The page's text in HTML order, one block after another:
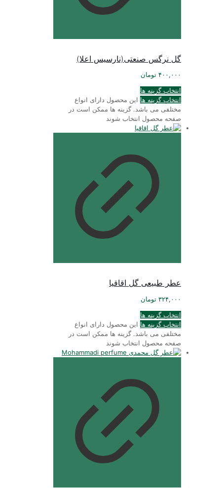
گل نرگس صنعتی(نارسیس اعلا)
۴۰۰,۰۰۰ تومان
انتخاب گزینه ها
انتخاب گزینه ها این محصول دارای انواع
مختلفی می باشد. گزینه ها ممکن است در
صفحه محصول انتخاب شوند
عطر طبیعی گل اقاقیا
۳۲۴,۰۰۰ تومان
انتخاب گزینه ها
انتخاب گزینه ها این محصول دارای انواع
مختلفی می باشد. گزینه ها ممکن است در
صفحه محصول انتخاب شوند